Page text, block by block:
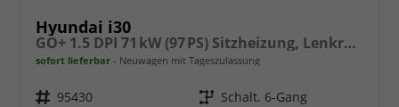
Hyundai i30
GO+ 1.5 DPI 71 kW (97 PS) Sitzheizung, Lenkradheizung, 2-Zonen-Klimaautomatik, Android Auto, Apple CarPlay, Navigationssystem, DAB, Indutkionsladen für Smartphones, 17 Zoll Leichtmetallfelgen, uvm.
sofort lieferbar Neuwagen mit Tageszulassung
Fahrzeugnr. 95430 Getriebe Schalt. 6-Gang